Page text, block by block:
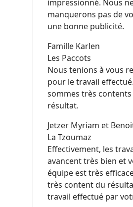
impressionné. Nous
manquerons pas de
une bonne publicité.
Famille Karlen
Les Paccots
Nous tenions à vous
pour le travail
sommes très contents
résultat.
Jetzer Myriam et
La Tzoumaz
Effectivement, les
avancent très bien et
équipe est très
très content du
travail effectué par